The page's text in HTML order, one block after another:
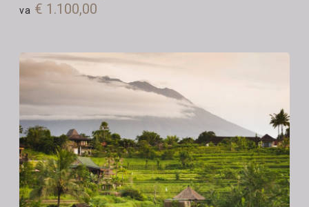
va € 1.100,00